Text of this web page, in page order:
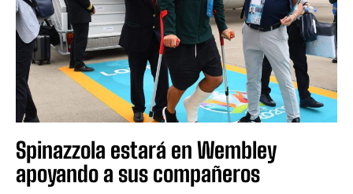
Spinazzola estará en Wembley
apoyando a sus compañeros